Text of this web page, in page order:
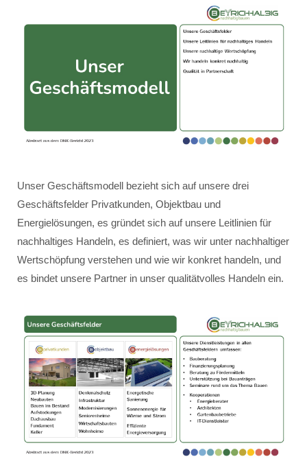
Unser Geschäftsmodell bezieht sich auf unsere drei
Geschäftsfelder Privatkunden, Objektbau und
Energielösungen, es gründet sich auf unsere Leitlinien für
nachhaltiges Handeln, es definiert, was wir unter nachhaltiger
Wertschöpfung verstehen und wie wir konkret handeln, und
es bindet unsere Partner in unser qualitätvolles Handeln ein.